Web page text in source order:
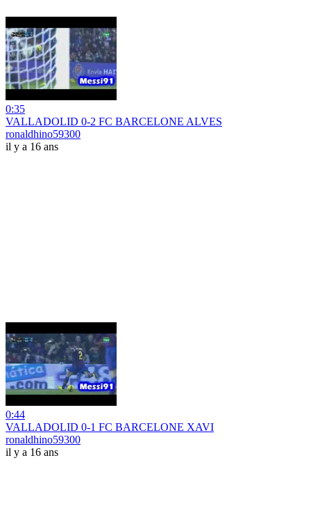
0:35
VALLADOLID 0-2 FC BARCELONE ALVES
ronaldhino59300
il y a 16 ans
0:44
VALLADOLID 0-1 FC BARCELONE XAVI
ronaldhino59300
il y a 16 ans